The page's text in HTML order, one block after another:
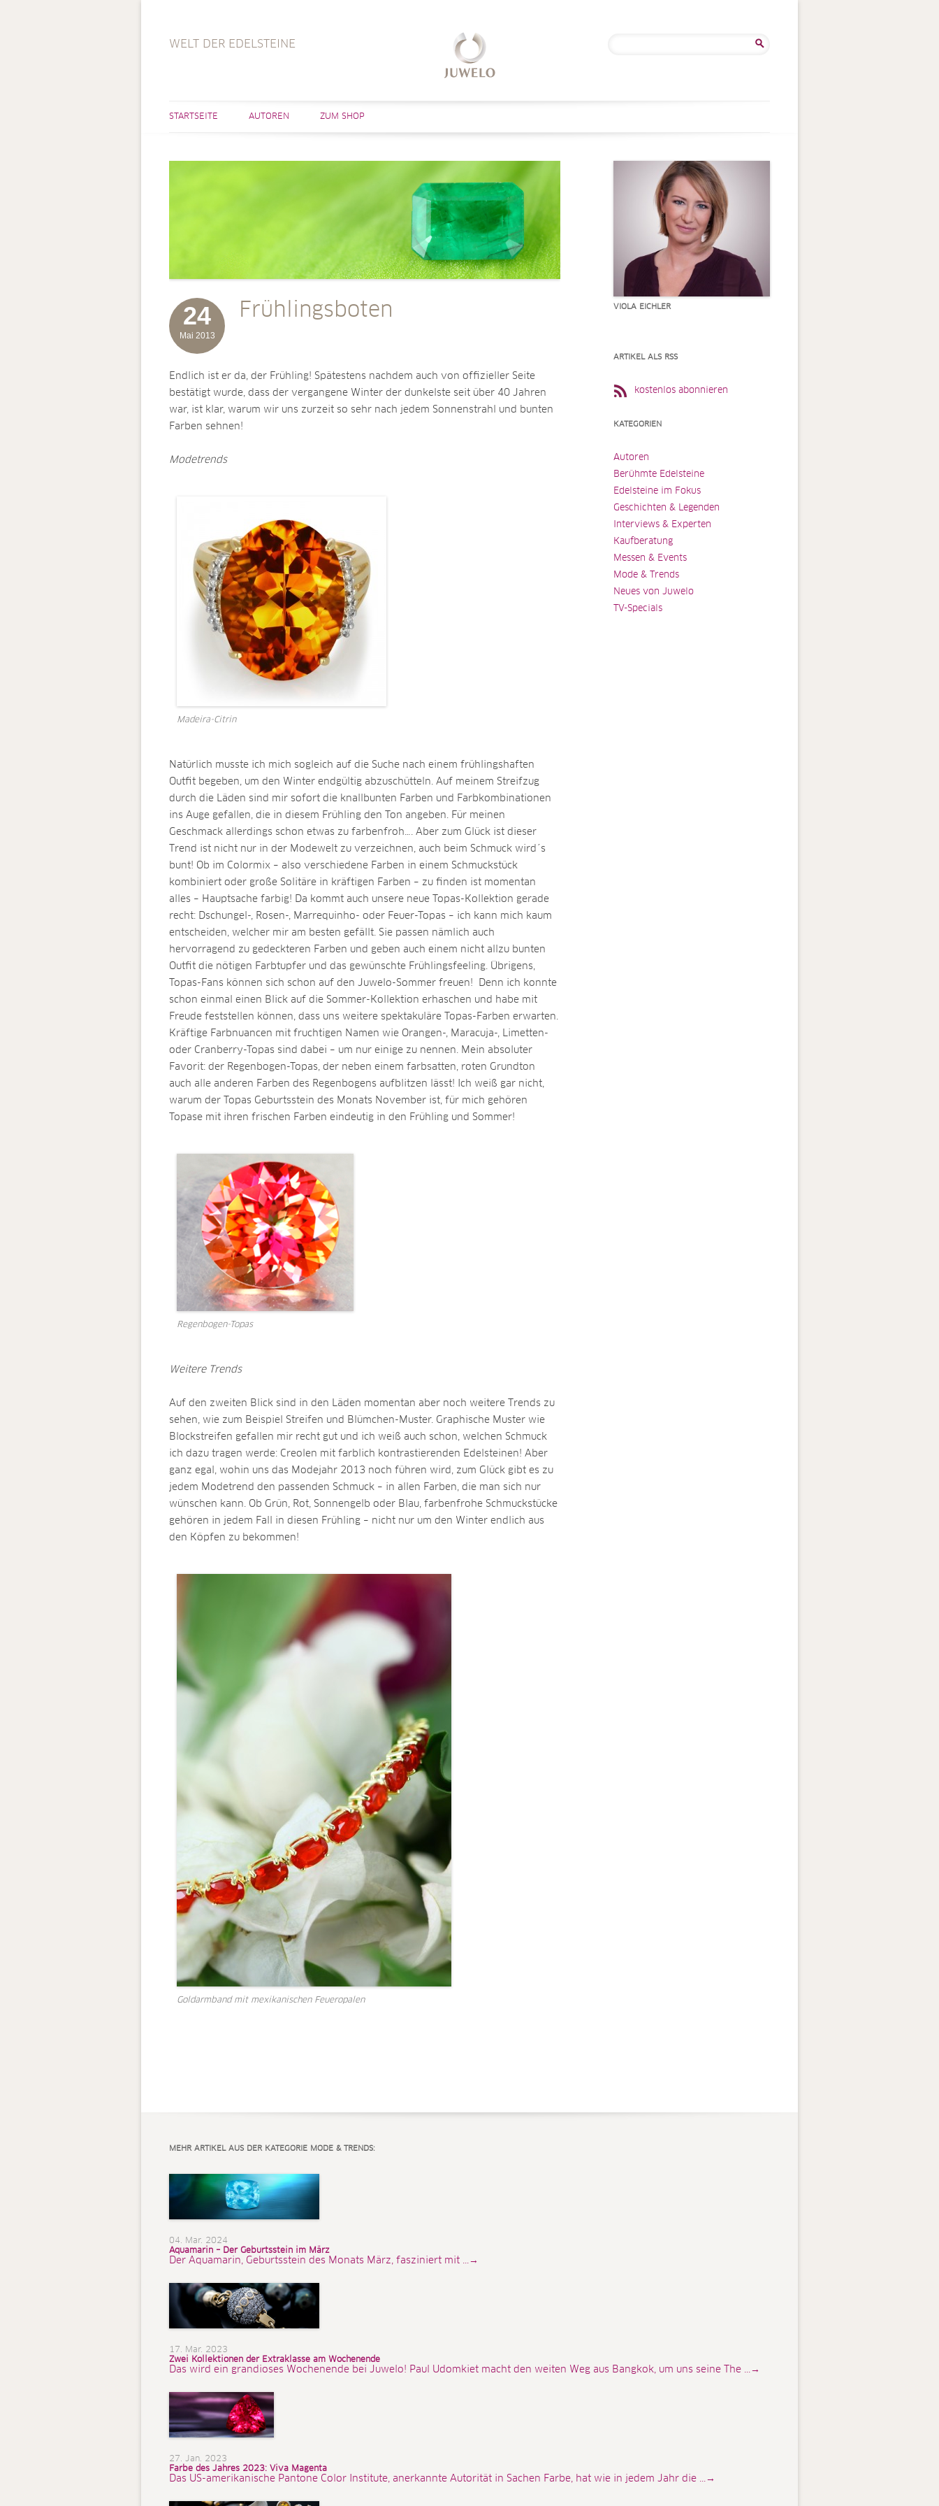
WELT DER EDELSTEINE
STARTSEITE AUTOREN ZUM SHOP
24
Mai 2013
Frühlingsboten
Endlich ist er da, der Frühling! Spätestens nachdem auch von offizieller Seite
bestätigt wurde, dass der vergangene Winter der dunkelste seit über 40 Jahren
war, ist klar, warum wir uns zurzeit so sehr nach jedem Sonnenstrahl und bunten
Farben sehnen!
Modetrends
Madeira-Citrin
Natürlich musste ich mich sogleich auf die Suche nach einem frühlingshaften
Outfit begeben, um den Winter endgültig abzuschütteln. Auf meinem Streifzug
durch die Läden sind mir sofort die knallbunten Farben und Farbkombinationen
ins Auge gefallen, die in diesem Frühling den Ton angeben. Für meinen
Geschmack allerdings schon etwas zu farbenfroh…. Aber zum Glück ist dieser
Trend ist nicht nur in der Modewelt zu verzeichnen, auch beim Schmuck wird´s
bunt! Ob im Colormix – also verschiedene Farben in einem Schmuckstück
kombiniert oder große Solitäre in kräftigen Farben – zu finden ist momentan
alles – Hauptsache farbig! Da kommt auch unsere neue Topas-Kollektion gerade
recht: Dschungel-, Rosen-, Marrequinho- oder Feuer-Topas – ich kann mich kaum
entscheiden, welcher mir am besten gefällt. Sie passen nämlich auch
hervorragend zu gedeckteren Farben und geben auch einem nicht allzu bunten
Outfit die nötigen Farbtupfer und das gewünschte Frühlingsfeeling. Übrigens,
Topas-Fans können sich schon auf den Juwelo-Sommer freuen! Denn ich konnte
schon einmal einen Blick auf die Sommer-Kollektion erhaschen und habe mit
Freude feststellen können, dass uns weitere spektakuläre Topas-Farben erwarten.
Kräftige Farbnuancen mit fruchtigen Namen wie Orangen-, Maracuja-, Limetten-
oder Cranberry-Topas sind dabei – um nur einige zu nennen. Mein absoluter
Favorit: der Regenbogen-Topas, der neben einem farbsatten, roten Grundton
auch alle anderen Farben des Regenbogens aufblitzen lässt! Ich weiß gar nicht,
warum der Topas Geburtsstein des Monats November ist, für mich gehören
Topase mit ihren frischen Farben eindeutig in den Frühling und Sommer!
Regenbogen-Topas
Weitere Trends
Auf den zweiten Blick sind in den Läden momentan aber noch weitere Trends zu
sehen, wie zum Beispiel Streifen und Blümchen-Muster. Graphische Muster wie
Blockstreifen gefallen mir recht gut und ich weiß auch schon, welchen Schmuck
ich dazu tragen werde: Creolen mit farblich kontrastierenden Edelsteinen! Aber
ganz egal, wohin uns das Modejahr 2013 noch führen wird, zum Glück gibt es zu
jedem Modetrend den passenden Schmuck – in allen Farben, die man sich nur
wünschen kann. Ob Grün, Rot, Sonnengelb oder Blau, farbenfrohe Schmuckstücke
gehören in jedem Fall in diesen Frühling – nicht nur um den Winter endlich aus
den Köpfen zu bekommen!
Goldarmband mit mexikanischen Feueropalen
VIOLA EICHLER
ARTIKEL ALS RSS
kostenlos abonnieren
KATEGORIEN
Autoren
Berühmte Edelsteine
Edelsteine im Fokus
Geschichten & Legenden
Interviews & Experten
Kaufberatung
Messen & Events
Mode & Trends
Neues von Juwelo
TV-Specials
MEHR ARTIKEL AUS DER KATEGORIE MODE & TRENDS:
04. Mar. 2024
Aquamarin – Der Geburtsstein im März
Der Aquamarin, Geburtsstein des Monats März, fasziniert mit ...→
17. Mar. 2023
Zwei Kollektionen der Extraklasse am Wochenende
Das wird ein grandioses Wochenende bei Juwelo! Paul Udomkiet macht den weiten Weg aus Bangkok, um uns seine The ...→
27. Jan. 2023
Farbe des Jahres 2023: Viva Magenta
Das US-amerikanische Pantone Color Institute, anerkannte Autorität in Sachen Farbe, hat wie in jedem Jahr die ...→